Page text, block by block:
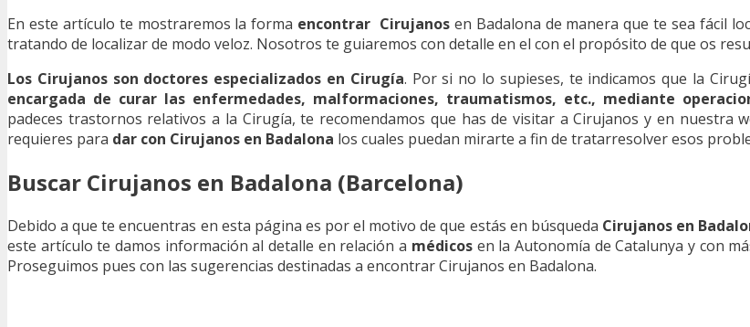
En este artículo te mostraremos la forma encontrar Cirujanosen Badalona de manera que te sea fácil
tratando de localizar de modo veloz. Nosotros te guiaremos con detalle en el con el propósito de que os
Los Cirujanos son doctores especializados en Cirugía. Por si no lo supieses, te indicamos que la
encargada de curar las enfermedades, malformaciones, traumatismos, etc., mediante
padeces trastornos relativos a la Cirugía, te recomendamos que has de visitar a Cirujanos y en nuestra
requieres para dar con Cirujanos en Badalona los cuales puedan mirarte a fin de tratarresolver esos
Buscar Cirujanos en Badalona (Barcelona)
Debido a que te encuentras en esta página es por el motivo de que estás en búsqueda Cirujanos en
este artículo te damos información al detalle en relación a médicosen la Autonomía de Catalunya y con
Proseguimos pues con las sugerencias destinadas a encontrar Cirujanos en Badalona.